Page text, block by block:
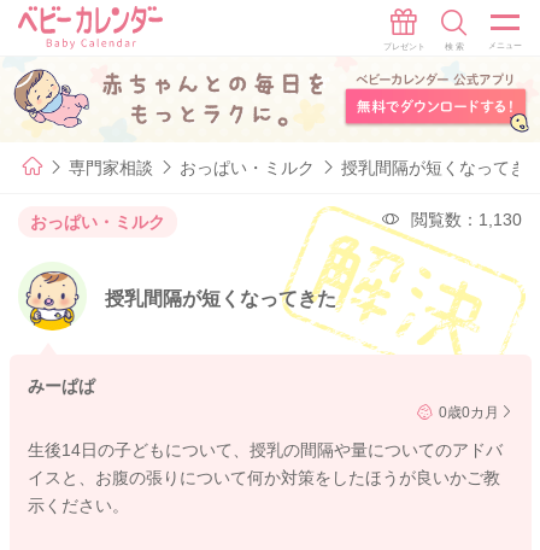
専門家相談 おっぱい・ミルク 授乳間隔が短くなってき
おっぱい・ミルク 閲覧数：1,130
授乳間隔が短くなってきた
みーぱぱ
0歳0カ月
生後14日の子どもについて、授乳の間隔や量についてのアドバ
イスと、お腹の張りについて何か対策をしたほうが良いかご教
示ください。